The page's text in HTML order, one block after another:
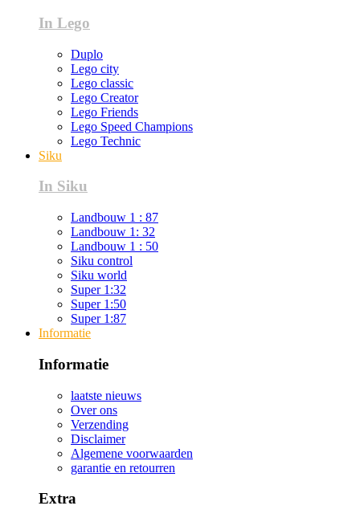
In Lego
Duplo
Lego city
Lego classic
Lego Creator
Lego Friends
Lego Speed Champions
Lego Technic
Siku
In Siku
Landbouw 1 : 87
Landbouw 1: 32
Landbouw 1 : 50
Siku control
Siku world
Super 1:32
Super 1:50
Super 1:87
Informatie
Informatie
laatste nieuws
Over ons
Verzending
Disclaimer
Algemene voorwaarden
garantie en retourren
Extra